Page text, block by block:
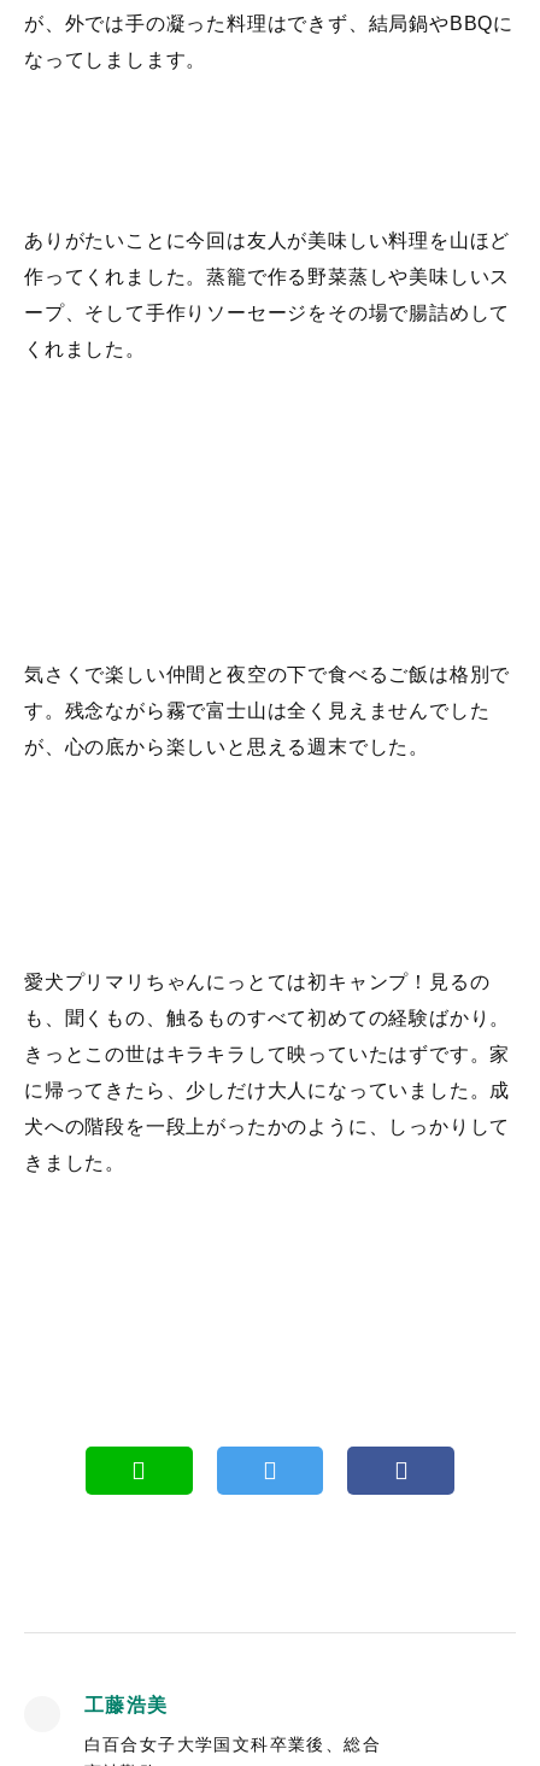
が、外では手の凝った料理はできず、結局鍋やBBQに
なってしまします。
ありがたいことに今回は友人が美味しい料理を山ほど
作ってくれました。蒸籠で作る野菜蒸しや美味しいス
ープ、そして手作りソーセージをその場で腸詰めして
くれました。
気さくで楽しい仲間と夜空の下で食べるご飯は格別で
す。残念ながら霧で富士山は全く見えませんでした
が、心の底から楽しいと思える週末でした。
愛犬プリマリちゃんにっとては初キャンプ！見るの
も、聞くもの、触るものすべて初めての経験ばかり。
きっとこの世はキラキラして映っていたはずです。家
に帰ってきたら、少しだけ大人になっていました。成
犬への階段を一段上がったかのように、しっかりして
きました。
工藤浩美
白百合女子大学国文科卒業後、総合